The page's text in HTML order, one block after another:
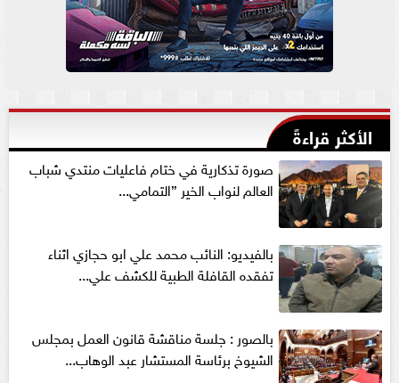
الأكثر قراءةً
صورة تذكارية في ختام فاعليات منتدي شباب
العالم لنواب الخير ”التمامي...
بالفيديو: النائب محمد علي ابو حجازي اثناء
تفقده القافلة الطبية للكشف علي...
بالصور : جلسة مناقشة قانون العمل بمجلس
الشيوخ برئاسة المستشار عبد الوهاب...